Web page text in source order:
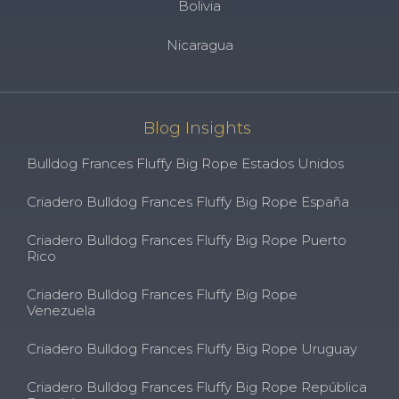
Bolivia
Nicaragua
Blog Insights
Bulldog Frances Fluffy Big Rope Estados Unidos
Criadero Bulldog Frances Fluffy Big Rope España
Criadero Bulldog Frances Fluffy Big Rope Puerto
Rico
Criadero Bulldog Frances Fluffy Big Rope
Venezuela
Criadero Bulldog Frances Fluffy Big Rope Uruguay
Criadero Bulldog Frances Fluffy Big Rope República